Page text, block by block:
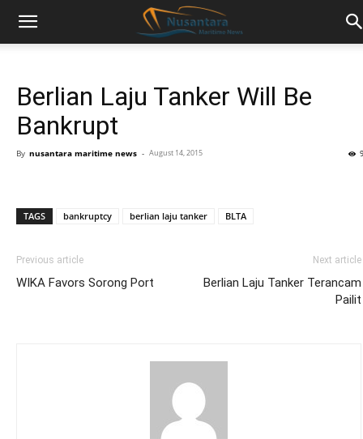
Berlian Laju Tanker Will Be
Bankrupt
By nusantara maritime news - August 14, 2015
TAGS bankruptcy berlian laju tanker BLTA
Previous article
WIKA Favors Sorong Port
Next article
Berlian Laju Tanker Terancam
Pailit